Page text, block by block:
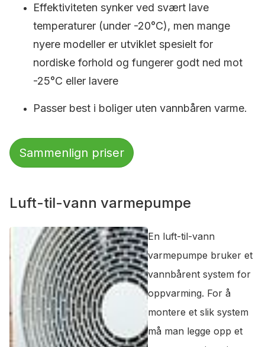
Effektiviteten synker ved svært lave
temperaturer (under -20°C), men mange
nyere modeller er utviklet spesielt for
nordiske forhold og fungerer godt ned mot
-25°C eller lavere
Passer best i boliger uten vannbåren varme.
Sammenlign priser
Luft-til-vann varmepumpe
En luft-til-vann
varmepumpe bruker et
vannbårent system for
oppvarming. For å
montere et slik system
må man legge opp et